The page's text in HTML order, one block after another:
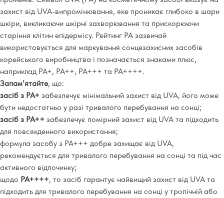
захист від UVA-випромінювання, яке проникає глибоко в шари
шкіри, викликаючи шкірні захворювання та прискорюючи
старіння клітин епідермісу. Рейтинг PA зазвичай
використовується для маркування сонцезахисних засобів
корейського виробництва і позначається знаками плюс,
наприклад PA+, PA++, PA+++ та PA++++.
Запам’ятайте, що:
засіб з РА+ забезпечує мінімальний захист від UVA, його може
бути недостатньо у разі тривалого перебування на сонці;
засіб з РА++ забезпечує помірний захист від UVA та підходить
для повсякденного використання;
формула засобу з РА+++ добре захищає від UVA,
рекомендується для тривалого перебування на сонці та під час
активного відпочинку;
щодо РА++++, то засіб гарантує найвищий захист від UVA та
підходить для тривалого перебування на сонці у тропічній або